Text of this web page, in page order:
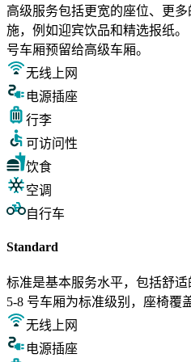
高级服务包括更宽的座位、更
施，例如迎宾饮品和精选报纸。
号车厢预留给高级车厢。
无线上网
电源插座
行李
可访问性
饮食
空调
自行车
Standard
标准是基本服务水平，包括舒适
5-8 号车厢为标准级别，座椅覆
无线上网
电源插座